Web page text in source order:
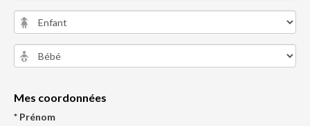
Mes coordonnées
* Prénom